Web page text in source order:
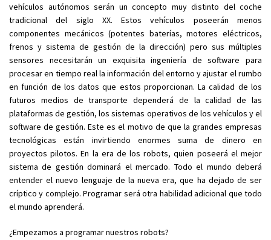
vehículos autónomos serán un concepto muy distinto del coche
tradicional del siglo XX. Estos vehículos poseerán menos
componentes mecánicos (potentes baterías, motores eléctricos,
frenos y sistema de gestión de la dirección) pero sus múltiples
sensores necesitarán un exquisita ingeniería de software para
procesar en tiempo real la información del entorno y ajustar el rumbo
en función de los datos que estos proporcionan. La calidad de los
futuros medios de transporte dependerá de la calidad de las
plataformas de gestión, los sistemas operativos de los vehículos y el
software de gestión. Este es el motivo de que la grandes empresas
tecnológicas están invirtiendo enormes suma de dinero en
proyectos pilotos. En la era de los robots, quien poseerá el mejor
sistema de gestión dominará el mercado. Todo el mundo deberá
entender el nuevo lenguaje de la nueva era, que ha dejado de ser
críptico y complejo. Programar será otra habilidad adicional que todo
el mundo aprenderá.
¿Empezamos a programar nuestros robots?